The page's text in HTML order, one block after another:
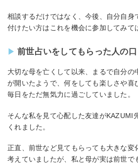
相談するだけではなく、今後、自分自身
付けたい方はこれを機会に参加してみて
前世占いをしてもらった人の口
大切な母を亡くして以来、まるで自分の
が開いたようで、何をしても楽しさや喜
毎日をただ無気力に過ごしていました。
そんな私を見て心配した友達がKAZUMI
くれました。
正直、前世など見てもらっても大きな変
考えていましたが、私と母が実は前世で